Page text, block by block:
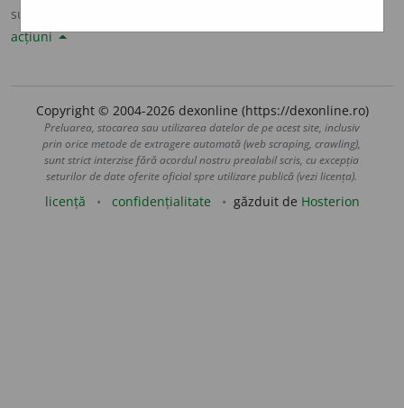
sursa:
acțiuni
Copyright © 2004-2026 dexonline (https://dexonline.ro)
Preluarea, stocarea sau utilizarea datelor de pe acest site, inclusiv
prin orice metode de extragere automată (web scraping, crawling),
sunt strict interzise fără acordul nostru prealabil scris, cu excepția
seturilor de date oferite oficial spre utilizare publică (vezi licența).
licență confidențialitate găzduit de Hosterion